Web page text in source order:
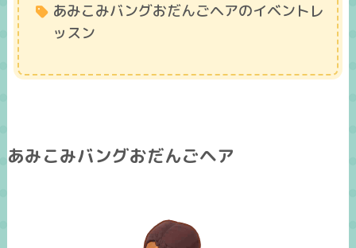
あみこみバングおだんごヘアのイベントレ
ッスン
あみこみバングおだんごヘア